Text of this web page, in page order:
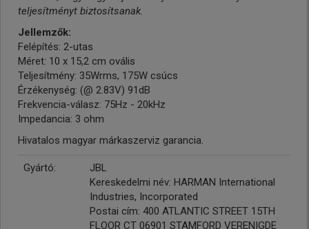
teljesítményt biztosítsanak.
Jellemzők:
Felépítés: 2-utas
Méret: 10 x 15,2 cm ovális
Teljesítmény: 35Wrms, 175W csúcs
Érzékenység: (@ 2.83V) 91dB
Frekvencia-válasz: 75Hz - 20kHz
Impedancia: 3 ohm
Hivatalos magyar márkaszerviz garancia.
Gyártó:
JBL
Kereskedelmi név: HARMAN International
Industries, Incorporated
Postai cím: 400 ATLANTIC STREET 15TH
FLOOR CT 06901 STAMFORD VERENIGDE